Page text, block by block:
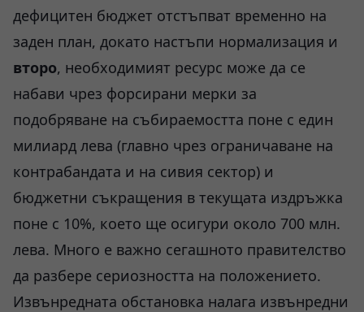
дефицитен бюджет отстъпват временно на
заден план, докато настъпи нормализация и
второ, необходимият ресурс може да се
набави чрез форсирани мерки за
подобряване на събираемостта поне с един
милиард лева (главно чрез ограничаване на
контрабандата и на сивия сектор) и
бюджетни съкращения в текущата издръжка
поне с 10%, което ще осигури около 700 млн.
лева. Много е важно сегашното правителство
да разбере сериозността на положението.
Извънредната обстановка налага извънредни